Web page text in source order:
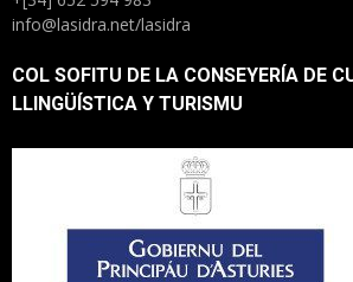
info@lasidra.net/lasidra
COL SOFITU DE LA CONSEYERÍA DE
LLINGÜÍSTICA Y TURISMU